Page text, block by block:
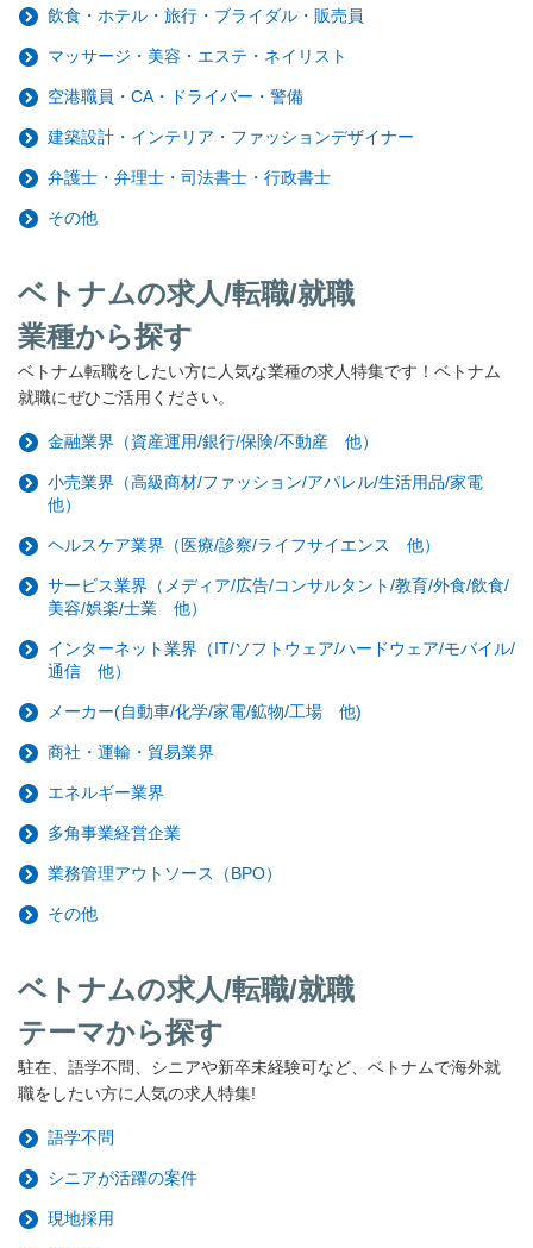
飲食・ホテル・旅行・ブライダル・販売員
マッサージ・美容・エステ・ネイリスト
空港職員・CA・ドライバー・警備
建築設計・インテリア・ファッションデザイナー
弁護士・弁理士・司法書士・行政書士
その他
ベトナムの求人/転職/就職
業種から探す
ベトナム転職をしたい方に人気な業種の求人特集です！ベトナム
就職にぜひご活用ください。
金融業界（資産運用/銀行/保険/不動産 他）
小売業界（高級商材/ファッション/アパレル/生活用品/家電
他）
ヘルスケア業界（医療/診察/ライフサイエンス 他）
サービス業界（メディア/広告/コンサルタント/教育/外食/飲食/
美容/娯楽/士業 他）
インターネット業界（IT/ソフトウェア/ハードウェア/モバイル/
通信 他）
メーカー(自動車/化学/家電/鉱物/工場 他)
商社・運輸・貿易業界
エネルギー業界
多角事業経営企業
業務管理アウトソース（BPO）
その他
ベトナムの求人/転職/就職
テーマから探す
駐在、語学不問、シニアや新卒未経験可など、ベトナムで海外就
職をしたい方に人気の求人特集!
語学不問
シニアが活躍の案件
現地採用